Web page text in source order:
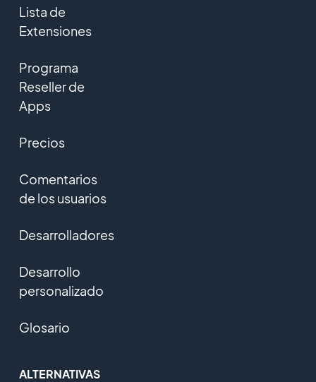
Lista de
Extensiones
Programa
Reseller de
Apps
Precios
Comentarios
de los usuarios
Desarrolladores
Desarrollo
personalizado
Glosario
ALTERNATIVAS